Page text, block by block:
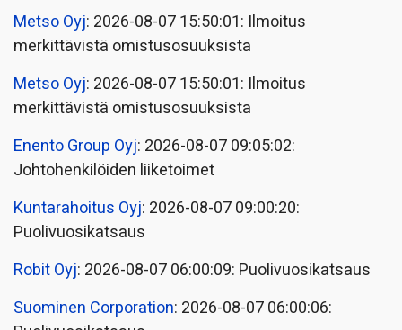
Metso Oyj: 2026-08-07 15:50:01: Ilmoitus
merkittävistä omistusosuuksista
Metso Oyj: 2026-08-07 15:50:01: Ilmoitus
merkittävistä omistusosuuksista
Enento Group Oyj: 2026-08-07 09:05:02:
Johtohenkilöiden liiketoimet
Kuntarahoitus Oyj: 2026-08-07 09:00:20:
Puolivuosikatsaus
Robit Oyj: 2026-08-07 06:00:09: Puolivuosikatsaus
Suominen Corporation: 2026-08-07 06:00:06: